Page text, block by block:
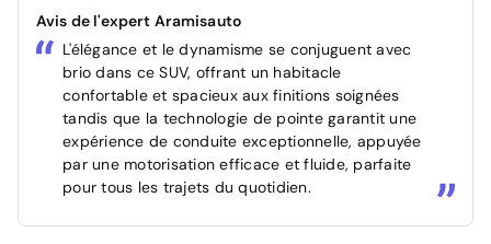
Avis de l'expert Aramisauto
L'élégance et le dynamisme se conjuguent avec
brio dans ce SUV, offrant un habitacle
confortable et spacieux aux finitions soignées
tandis que la technologie de pointe garantit une
expérience de conduite exceptionnelle, appuyée
par une motorisation efficace et fluide, parfaite
pour tous les trajets du quotidien.